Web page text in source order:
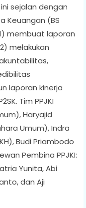
sejalan dengan
Keuangan (BS
membuat laporan
melakukan
laporan kinerja
Tim PPJKI
Haryajid
Umum), Indra
Budi Priambodo
Pembina PPJKI:
Yunita, Abi
dan Aji